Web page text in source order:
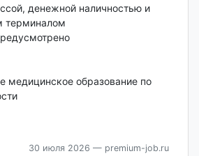
денежной наличностью и
терминалом
медицинское образование по
30 июля 2026 — premium-job.ru